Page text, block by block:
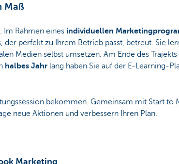
Maß
Im Rahmen eines individuellen
perfekt zu Ihrem Betrieb passt, betreut. Sie
Medien selbst umsetzen. Am Ende des
halbes Jahr lang haben Sie auf der E-Learning-
bekommen. Gemeinsam mit Start to
neue Aktionen und verbessern Ihren Plan.
Marketing